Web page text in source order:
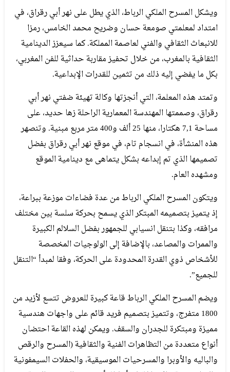
ويشكل المسرح الملكي الرباط، الذي يطل على نهر أبي رقراق، في
امتداد لمعلمتي صومعة حسان وضريح محمد الخامس، رمزا
للانبعاث الثقافي والفني لعاصمة المملكة. كما سيعزز الدينامية
الثقافية بالمغرب، من خلال تحفيز مقاربة حداثية للفن المغربي،
بكل ما يفضي إليه ذلك من تثمين للقدرات الإبداعية.
وتمتد هذه المعلمة، التي أنجزتها وكالة تهيئة ضفتي نهر أبي
رقراق، وصممتها المهندسة المعمارية الراحلة زها حديد، على
مساحة 7,1 هكتارا، منها 25 ألف و400 متر مربع مبنية. وتنصهر
هذه المنشأة، في انسجام تام، في موقع نهر أبي رقراق بفضل
تصميمها الذي تم إبداعه بشكل يتماهى مع دينامية الموقع
ومشهده العام.
ويتكون المسرح الملكي الرباط من عدة فضاءات موزعة ببراعة،
إذ يتميز بتصميمه المبتكر الذي يسمح بحركة سلسة بين مختلف
مرافقه، وكذا بتنقل انسيابي للجمهور بفضل السلالم الكبيرة
والممرات والمصاعد، بالإضافة إلى الولوجيات المخصصة
للأشخاص ذوي القدرة المحدودة على الحركة، وفقا لمبدأ “التنقل
للجميع”.
ويضم المسرح الملكي الرباط قاعة كبيرة للعروض تتسع لأزيد من
1800 متفرج، وتتميز بتصميم فريد قائم على واجهات هندسية
مميزة ومبتكرة للجدران والسقف. ويمكن لهذه القاعة احتضان
أنواع متعددة من التظاهرات الفنية والثقافية (المسرح والرقص
والباليه والأوبرا والمسرحيات الموسيقية، والحفلات السيمفونية